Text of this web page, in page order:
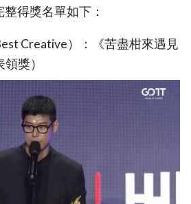
得獎名單如下：
Creative）：《苦盡柑來遇見
獎）